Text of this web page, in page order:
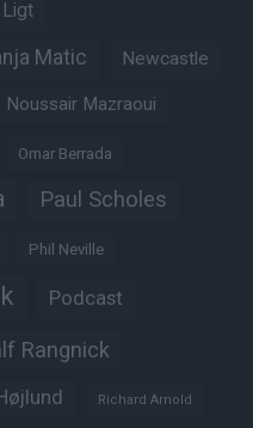
Matic Newcastle
Noussair Mazraoui
Omar Berrada
Paul Scholes
Phil Neville
Podcast
Rangnick
Richard Arnold